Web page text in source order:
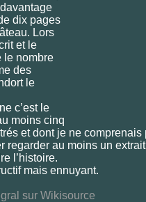
dix pages
Lors
et le
le nombre
des
le
c’est le
moins cinq
et dont je ne comprenais
regarder au moins un
l’histoire.
mais ennuyant.
sur Wikisource